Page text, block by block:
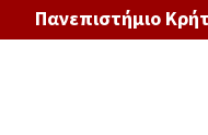
Πανεπιστήμιο